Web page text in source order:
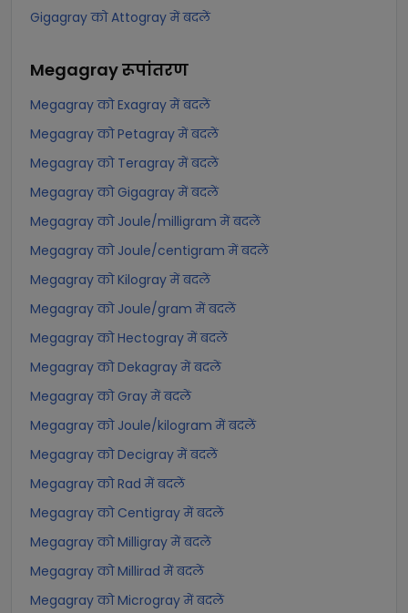
Gigagray को Attogray में बदलें
Megagrayरूपांतरण
Megagray को Exagray में बदलें
Megagray को Petagray में बदलें
Megagray को Teragray में बदलें
Megagray को Gigagray में बदलें
Megagray को Joule/milligram में बदलें
Megagray को Joule/centigram में बदलें
Megagray को Kilogray में बदलें
Megagray को Joule/gram में बदलें
Megagray को Hectogray में बदलें
Megagray को Dekagray में बदलें
Megagray को Gray में बदलें
Megagray को Joule/kilogram में बदलें
Megagray को Decigray में बदलें
Megagray को Rad में बदलें
Megagray को Centigray में बदलें
Megagray को Milligray में बदलें
Megagray को Millirad में बदलें
Megagray को Microgray में बदलें